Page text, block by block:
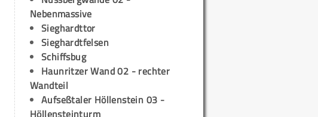
Nebenmassive
Sieghardttor
Sieghardtfelsen
Schiffsbug
Haunritzer Wand 02 - rechter
Wandteil
Aufseßtaler Höllenstein 03 -
Höllensteinturm